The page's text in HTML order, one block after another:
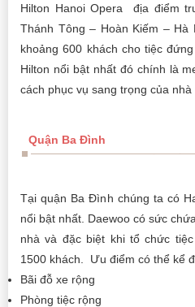
Hilton Hanoi Opera địa điểm
Thánh Tông – Hoàn Kiếm – Hà
khoảng 600 khách cho tiệc
Hilton nổi bật nhất đó chính là
cách phục vụ sang trọng của nhà
Quận Ba Đình
Tại quận Ba Đình chúng ta có
nổi bật nhất. Daewoo có sức
nhà và đặc biệt khi tổ chức
1500 khách. Ưu điểm có thể kể
Bãi đỗ xe rộng
Phòng tiệc rộng